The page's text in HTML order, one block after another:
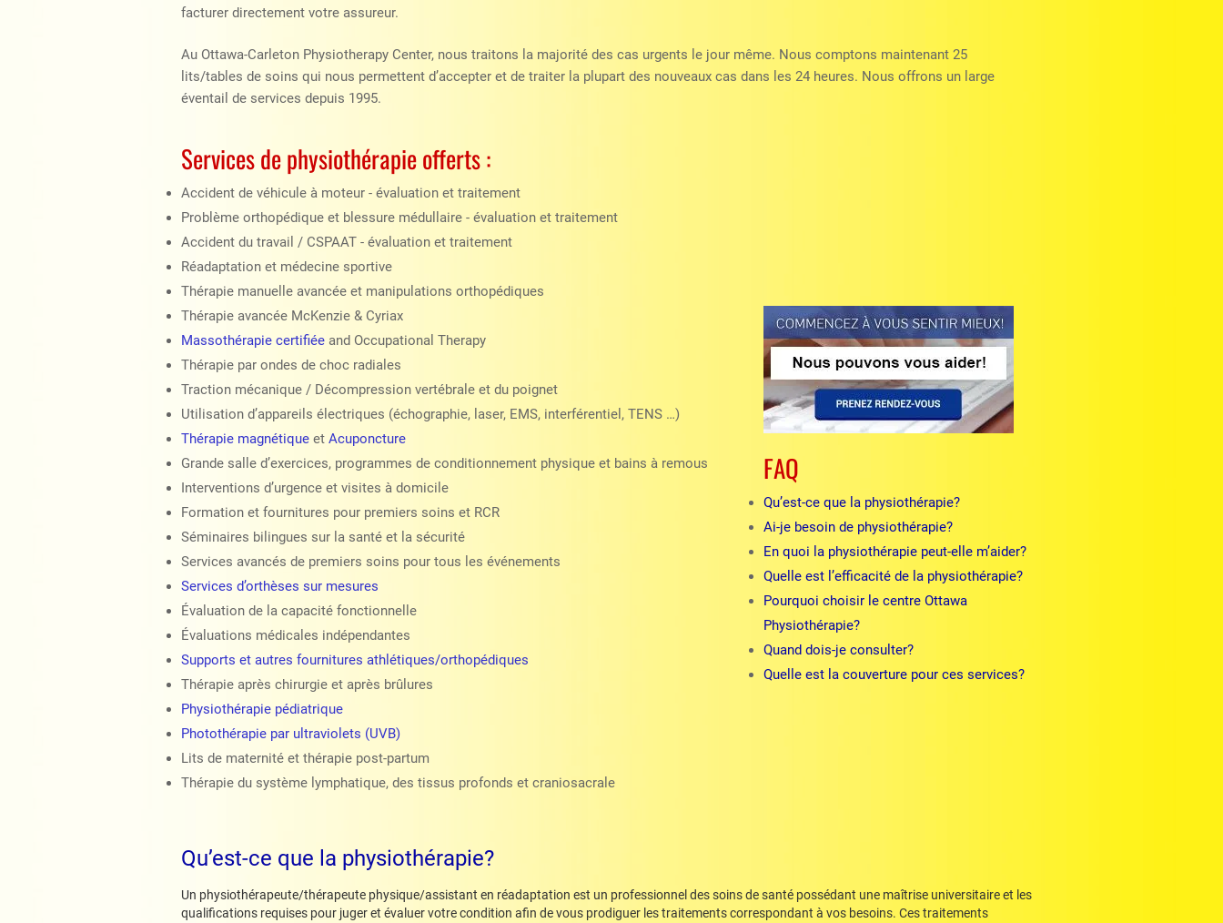
facturer directement votre assureur.
Au Ottawa-Carleton Physiotherapy Center, nous traitons la majorité des cas urgents le jour même. Nous comptons maintenant 25
lits/tables de soins qui nous permettent d’accepter et de traiter la plupart des nouveaux cas dans les 24 heures. Nous offrons un large
éventail de services depuis 1995.
Services de physiothérapie offerts :
Accident de véhicule à moteur - évaluation et traitement
Problème orthopédique et blessure médullaire - évaluation et traitement
Accident du travail / CSPAAT - évaluation et traitement
Réadaptation et médecine sportive
Thérapie manuelle avancée et manipulations orthopédiques
Thérapie avancée McKenzie & Cyriax
Massothérapie certifiée and Occupational Therapy
Thérapie par ondes de choc radiales
Traction mécanique / Décompression vertébrale et du poignet
Utilisation d’appareils électriques (échographie, laser, EMS, interférentiel, TENS …)
Thérapie magnétique et Acuponcture
Grande salle d’exercices, programmes de conditionnement physique et bains à remous
Interventions d’urgence et visites à domicile
Formation et fournitures pour premiers soins et RCR
Séminaires bilingues sur la santé et la sécurité
Services avancés de premiers soins pour tous les événements
Services d’orthèses sur mesures
Évaluation de la capacité fonctionnelle
Évaluations médicales indépendantes
Supports et autres fournitures athlétiques/orthopédiques
Thérapie après chirurgie et après brûlures
Physiothérapie pédiatrique
Photothérapie par ultraviolets (UVB)
Lits de maternité et thérapie post-partum
Thérapie du système lymphatique, des tissus profonds et craniosacrale
FAQ
Qu’est-ce que la physiothérapie?
Ai-je besoin de physiothérapie?
En quoi la physiothérapie peut-elle m’aider?
Quelle est l’efficacité de la physiothérapie?
Pourquoi choisir le centre Ottawa
Physiothérapie?
Quand dois-je consulter?
Quelle est la couverture pour ces services?
Qu’est-ce que la physiothérapie?
Un physiothérapeute/thérapeute physique/assistant en réadaptation est un professionnel des soins de santé possédant une maîtrise universitaire et les
qualifications requises pour juger et évaluer votre condition afin de vous prodiguer les traitements correspondant à vos besoins. Ces traitements